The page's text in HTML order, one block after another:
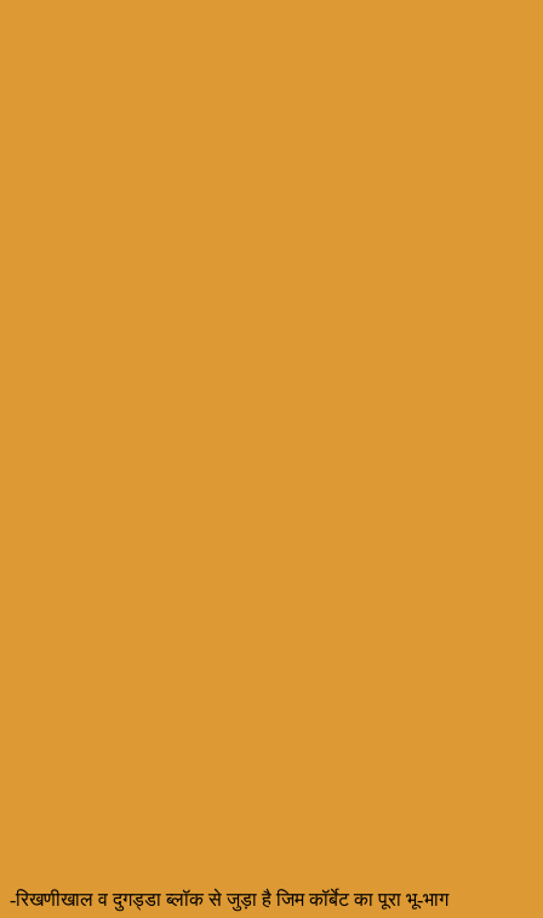
-रिखणीखाल व दुगड्डा ब्लॉक से जुड़ा है जिम कॉर्बेट का पूरा भू-भाग